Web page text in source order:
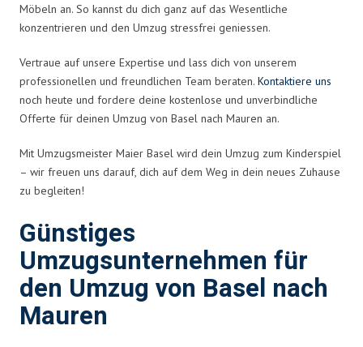
Möbeln an. So kannst du dich ganz auf das Wesentliche
konzentrieren und den Umzug stressfrei geniessen.
Vertraue auf unsere Expertise und lass dich von unserem
professionellen und freundlichen Team beraten. Kontaktiere uns
noch heute und fordere deine kostenlose und unverbindliche
Offerte für deinen Umzug von Basel nach Mauren an.
Mit Umzugsmeister Maier Basel wird dein Umzug zum Kinderspiel
– wir freuen uns darauf, dich auf dem Weg in dein neues Zuhause
zu begleiten!
Günstiges
Umzugsunternehmen für
den Umzug von Basel nach
Mauren